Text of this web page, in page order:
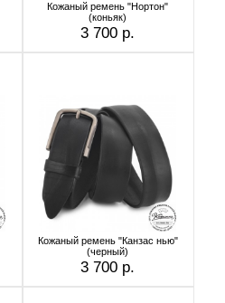
Кожаный ремень "Нортон"
(коньяк)
3 700 р.
Кожаный ремень "Канзас нью"
(черный)
3 700 р.